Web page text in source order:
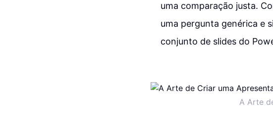
uma comparação justa.
uma pergunta genérica e
conjunto de slides do
A Arte